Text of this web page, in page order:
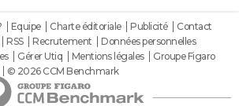
Equipe Charte éditoriale Publicité
Contact
RSS Recrutement
Données personnelles
Gérer Utiq Mentions légales
Groupe Figaro
© 2026 CCM Benchmark